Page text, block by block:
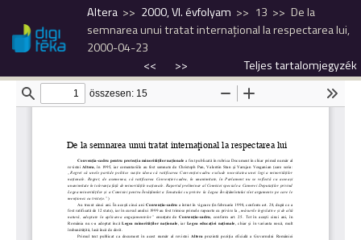
Altera 2000, VI. évfolyam 13
De la
semnarea unui tratat internaţional la respectarea lui,
2000-04-23
<<
>> Teljes tartalomjegyzék